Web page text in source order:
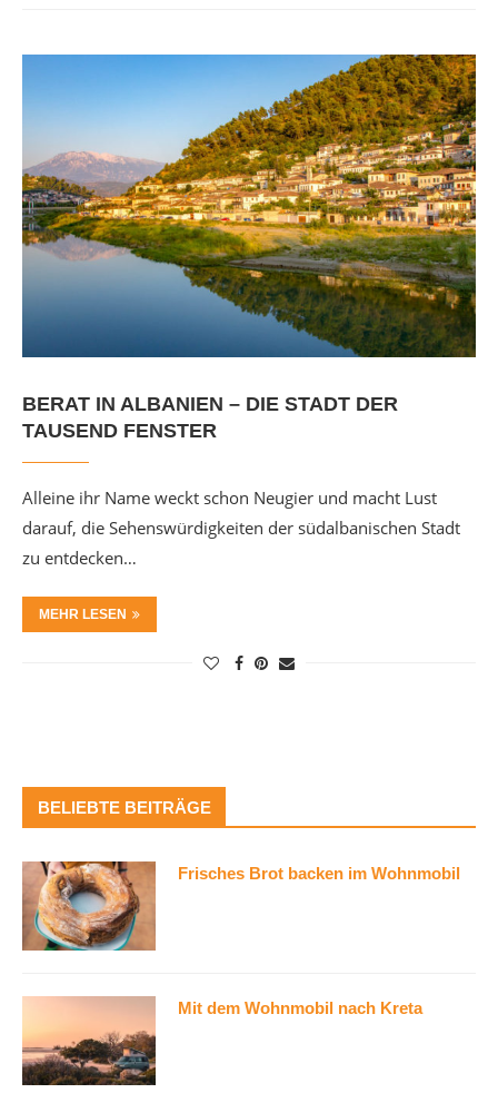
BERAT IN ALBANIEN – DIE STADT DER
TAUSEND FENSTER
Alleine ihr Name weckt schon Neugier und macht Lust
darauf, die Sehenswürdigkeiten der südalbanischen Stadt
zu entdecken…
MEHR LESEN
BELIEBTE BEITRÄGE
Frisches Brot backen im Wohnmobil
Mit dem Wohnmobil nach Kreta